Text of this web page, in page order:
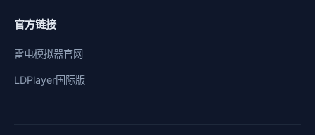
官方链接
雷电模拟器官网
LDPlayer国际版